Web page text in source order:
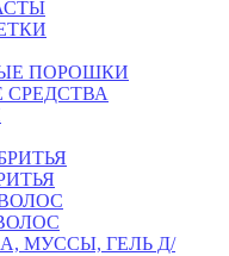
ПОРОШКИ
МУССЫ, ГЕЛЬ Д/